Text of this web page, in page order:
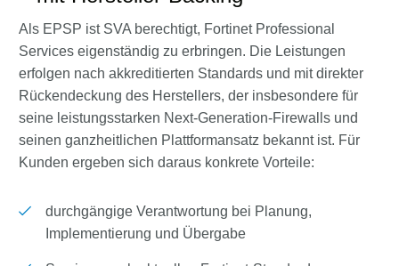
Als EPSP ist SVA berechtigt, Fortinet Professional
Services eigenständig zu erbringen. Die Leistungen
erfolgen nach akkreditierten Standards und mit direkter
Rückendeckung des Herstellers, der insbesondere für
seine leistungsstarken Next-Generation-Firewalls und
seinen ganzheitlichen Plattformansatz bekannt ist. Für
Kunden ergeben sich daraus konkrete Vorteile:
durchgängige Verantwortung bei Planung,
Implementierung und Übergabe